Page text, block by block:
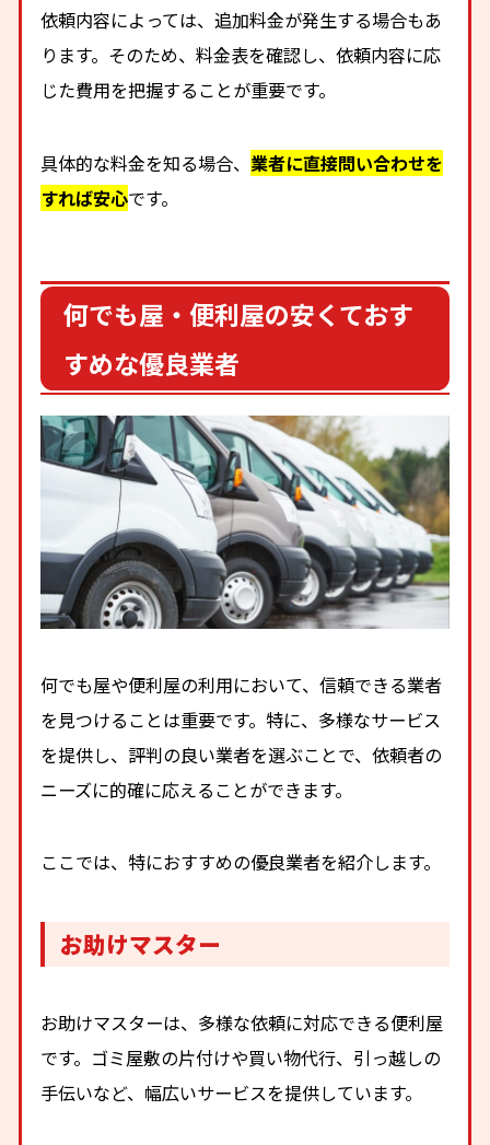
依頼内容によっては、追加料金が発生する場合もあ
ります。そのため、料金表を確認し、依頼内容に応
じた費用を把握することが重要です。
具体的な料金を知る場合、 業者に直接問い合わせを
すれば安心です。
何でも屋・便利屋の安くておす
すめな優良業者
何でも屋や便利屋の利用において、信頼できる業者
を見つけることは重要です。特に、多様なサービス
を提供し、評判の良い業者を選ぶことで、依頼者の
ニーズに的確に応えることができます。
ここでは、特におすすめの優良業者を紹介します。
お助けマスター
お助けマスターは、多様な依頼に対応できる便利屋
です。ゴミ屋敷の片付けや買い物代行、引っ越しの
手伝いなど、幅広いサービスを提供しています。